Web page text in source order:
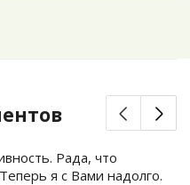
Рада, что
я с Вами надолго.